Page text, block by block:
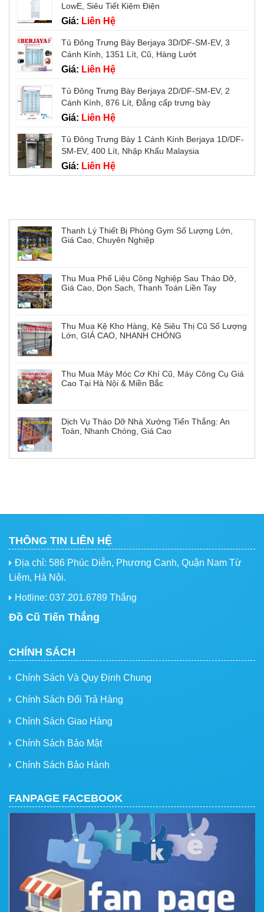
LowE, Siêu Tiết Kiệm Điện
Giá: Liên Hệ
Tủ Đông Trưng Bày Berjaya 3D/DF-SM-EV, 3
Cánh Kính, 1351 Lít, Cũ, Hàng Lướt
Giá: Liên Hệ
Tủ Đông Trưng Bày Berjaya 2D/DF-SM-EV, 2
Cánh Kính, 876 Lít, Đẳng cấp trưng bày
Giá: Liên Hệ
Tủ Đông Trưng Bày 1 Cánh Kính Berjaya 1D/DF-
SM-EV, 400 Lít, Nhập Khẩu Malaysia
Giá: Liên Hệ
Thanh Lý Thiết Bị Phòng Gym Số Lượng Lớn,
Giá Cao, Chuyên Nghiệp
Thu Mua Phế Liệu Công Nghiệp Sau Tháo Dỡ,
Giá Cao, Dọn Sạch, Thanh Toán Liền Tay
Thu Mua Kệ Kho Hàng, Kệ Siêu Thị Cũ Số Lượng
Lớn, GIÁ CAO, NHANH CHÓNG
Thu Mua Máy Móc Cơ Khí Cũ, Máy Công Cụ Giá
Cao Tại Hà Nội & Miền Bắc
Dịch Vụ Tháo Dỡ Nhà Xưởng Tiến Thắng: An
Toàn, Nhanh Chóng, Giá Cao
THÔNG TIN LIÊN HỆ
Địa chỉ: 586 Phúc Diễn, Phương Canh, Quận Nam Từ
Liêm, Hà Nội.
Hotline: 037.201.6789 Thắng
Đồ Cũ Tiến Thắng
CHÍNH SÁCH
Chính Sách Và Quy Định Chung
Chính Sách Đổi Trả Hàng
Chính Sách Giao Hàng
Chính Sách Bảo Mật
Chính Sách Bảo Hành
FANPAGE FACEBOOK